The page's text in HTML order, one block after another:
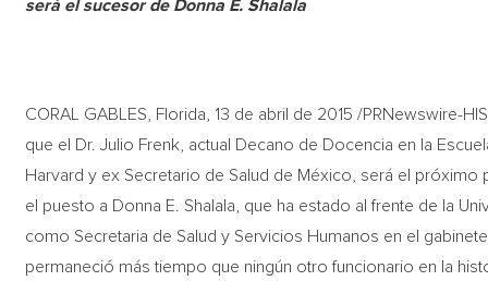
será el sucesor de Donna E. Shalala
CORAL GABLES, Florida, 13 de abril de 2015 /PRNewswire-
que el Dr. Julio Frenk, actual Decano de Docencia en la
Harvard y ex Secretario de Salud de México, será el próximo
el puesto a Donna E. Shalala, que ha estado al frente de la
como Secretaria de Salud y Servicios Humanos en el
permaneció más tiempo que ningún otro funcionario en la